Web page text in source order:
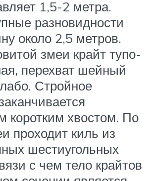
1,5-2 метра.
разновидности
около 2,5 метров.
змеи крайт тупо-
перехват шейный
Стройное
коротким хвостом. По
проходит киль из
шестиугольных
с чем тело крайтов